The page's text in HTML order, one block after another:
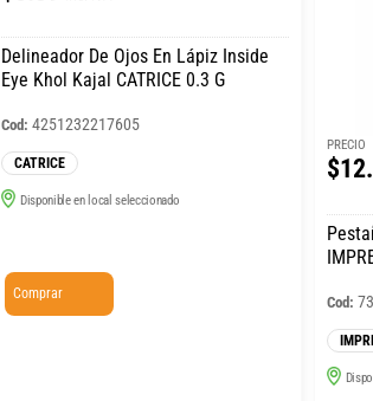
Delineador De Ojos En Lápiz Inside
Eye Khol Kajal CATRICE 0.3 G
Cod: 4251232217605
CATRICE
Disponible en local seleccionado
Comprar
PRECIO
Cod: